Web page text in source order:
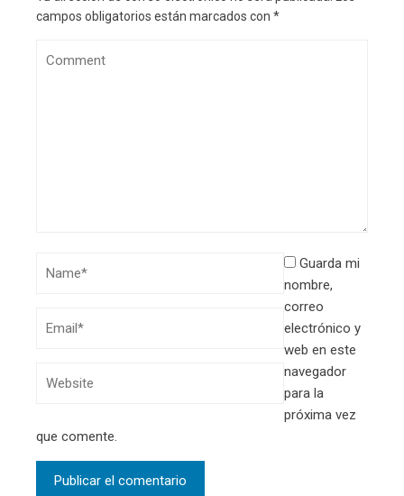
campos obligatorios están marcados con *
Guarda mi
nombre,
correo
electrónico y
web en este
navegador
para la
próxima vez
que comente.